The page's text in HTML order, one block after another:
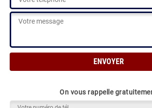
On vous rappelle